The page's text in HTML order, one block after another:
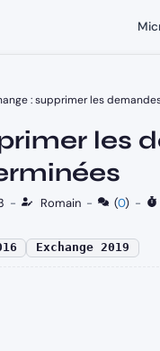
: supprimer les
les
- Romain - (0) -
Exchange 2019